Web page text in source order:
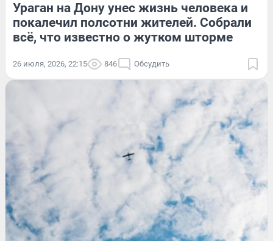
Ураган на Дону унес жизнь человека и
покалечил полсотни жителей. Собрали
всё, что известно о жутком шторме
26 июля, 2026, 22:15 846 Обсудить